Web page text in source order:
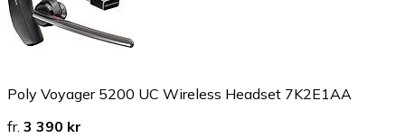
Poly Voyager 5200 UC Wireless Headset 7K2E1AA
fr. 3 390 kr